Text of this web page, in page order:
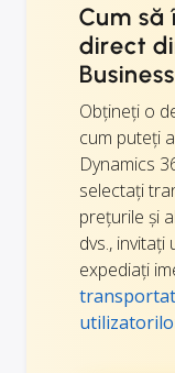
Cum
direct
Obțineți o
cum puteți
Dynamics
selectați
prețurile și
dvs., invitați
expediați